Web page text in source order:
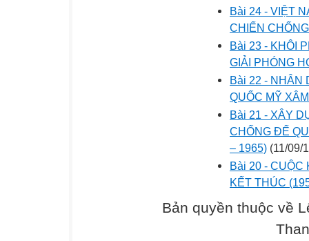
Bài 24 - VIỆT
CHIẾN
Bài 23 - KHÔI
GIẢI PHÓNG
Bài 22 - NHÂN
QUỐC MỸ
Bài 21 - XÂY
CHỐNG ĐẾ
– 1965) (11/09/
Bài 20 - CUỘC
KẾT THÚC
Bản quyền thuộc về